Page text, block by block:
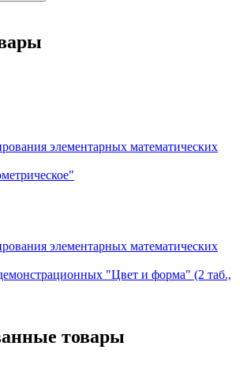
элементарных математических
элементарных математических
"Цвет и форма" (2 таб.,
товары